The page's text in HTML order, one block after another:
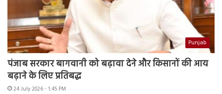
Punjab
पंजाब सरकार बागवानी को बढ़ावा देने और किसानों की आय
बढ़ाने के लिए प्रतिबद्ध
24 July 2026 - 1:45 PM